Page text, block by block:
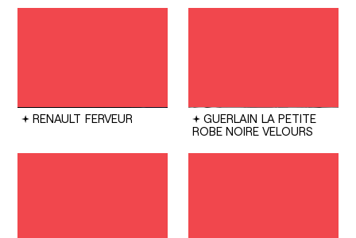
RENAULT FERVEUR GUERLAIN LA PETITE
ROBE NOIRE VELOURS